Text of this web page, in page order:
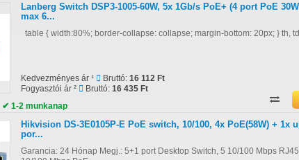
Lanberg Switch DSP3-1005-60W, 5x 1Gb/s PoE+ (4 port PoE
max 6...
table { width:80%; border-collapse: collapse; margin-bottom: 20px; } th, td
Kedvezményes ár ¹ Bruttó: 16 112 Ft
Fogyasztói ár ²
Bruttó: 16 435 Ft
✔ 1-2 munkanap
Hikvision DS-3E0105P-E PoE switch, 10/100, 4x PoE(58W) + 1x
por...
Garancia: 24 Hónap Megj.: 5+1 port Desktop Switch, 5 10/100 Mbps